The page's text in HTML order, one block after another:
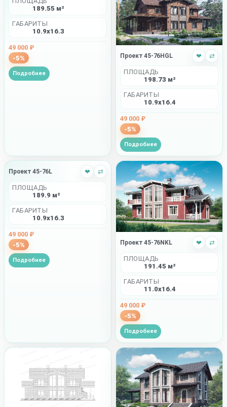
189.55 м²
ГАБАРИТЫ
10.9x16.3
49 000 ₽
-5%
Подробнее
Проект 45-76HGL ❤ ⇄
ПЛОЩАДЬ
198.73 м²
ГАБАРИТЫ
10.9x16.4
49 000 ₽
-5%
Подробнее
Проект 45-76L ❤ ⇄
ПЛОЩАДЬ
189.9 м²
ГАБАРИТЫ
10.9x16.3
49 000 ₽
-5%
Подробнее
Проект 45-76NKL ❤ ⇄
ПЛОЩАДЬ
191.45 м²
ГАБАРИТЫ
11.0x16.4
49 000 ₽
-5%
Подробнее